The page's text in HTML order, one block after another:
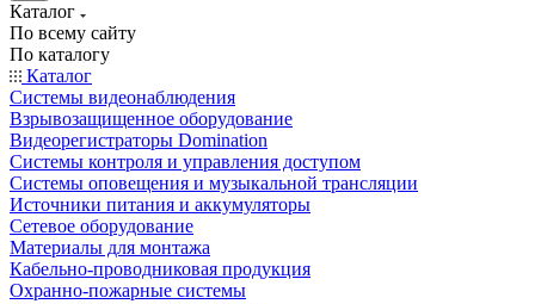
Каталог
По всему сайту
По каталогу
Каталог
Системы видеонаблюдения
Взрывозащищенное оборудование
Видеорегистраторы Domination
Системы контроля и управления доступом
Системы оповещения и музыкальной трансляции
Источники питания и аккумуляторы
Сетевое оборудование
Материалы для монтажа
Кабельно-проводниковая продукция
Охранно-пожарные системы